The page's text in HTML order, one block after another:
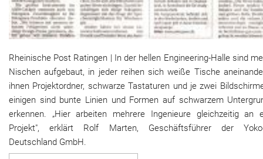
Rheinische Post Ratingen | In der hellen Engineering-Halle sind
Nischen aufgebaut, in jeder reihen sich weiße Tische
ihnen Projektordner, schwarze Tastaturen und je zwei
einigen sind bunte Linien und Formen auf schwarzem
erkennen. „Hier arbeiten mehrere Ingenieure gleichzeitig an
Projekt", erklärt Rolf Marten, Geschäftsführer der
Deutschland GmbH.